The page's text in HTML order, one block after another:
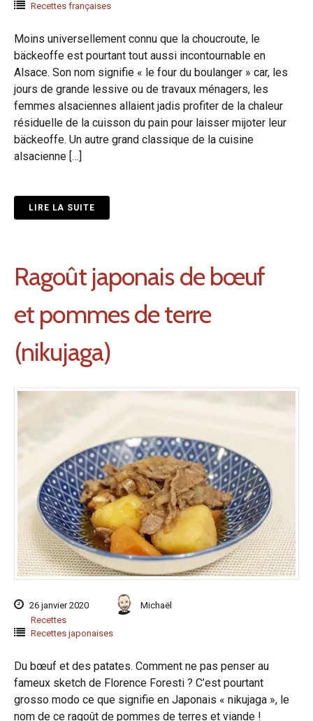
Recettes françaises
Moins universellement connu que la choucroute, le
bäckeoffe est pourtant tout aussi incontournable en
Alsace. Son nom signifie « le four du boulanger » car, les
jours de grande lessive ou de travaux ménagers, les
femmes alsaciennes allaient jadis profiter de la chaleur
résiduelle de la cuisson du pain pour laisser mijoter leur
bäckeoffe. Un autre grand classique de la cuisine
alsacienne […]
LIRE LA SUITE
Ragoût japonais de bœuf
et pommes de terre
(nikujaga)
26 janvier 2020
Michaël
Recettes
Recettes japonaises
Du bœuf et des patates. Comment ne pas penser au
fameux sketch de Florence Foresti ? C’est pourtant
grosso modo ce que signifie en Japonais « nikujaga », le
nom de ce ragoût de pommes de terres et viande !